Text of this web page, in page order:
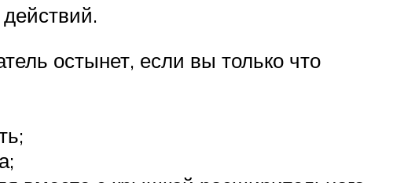
остынет, если вы только что